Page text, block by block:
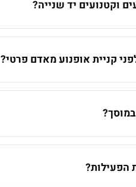
וקטנועים יד שנייה?
קניית אופנוע מאדם פרטי?
הפעילות?